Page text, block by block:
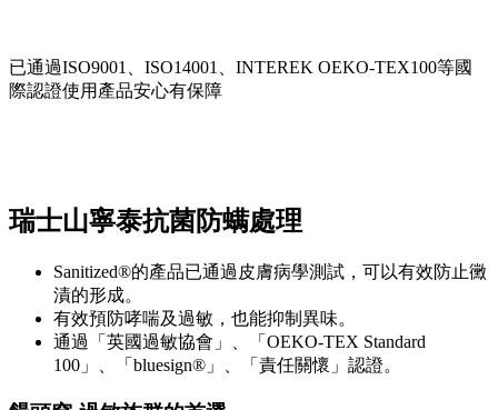
已通過ISO9001、ISO14001、INTEREK OEKO-TEX100等國
際認證 ​使用產品安心有保障
瑞士山寧泰抗菌防螨處理
Sanitized®的產品已通過皮膚病學測試，可以有效防止黴
漬的形成。
有效預防哮喘及過敏，也能抑制異味。
通過「英國過敏協會」、「OEKO-TEX Standard
100」、「bluesign®」、「責任關懷」認證。